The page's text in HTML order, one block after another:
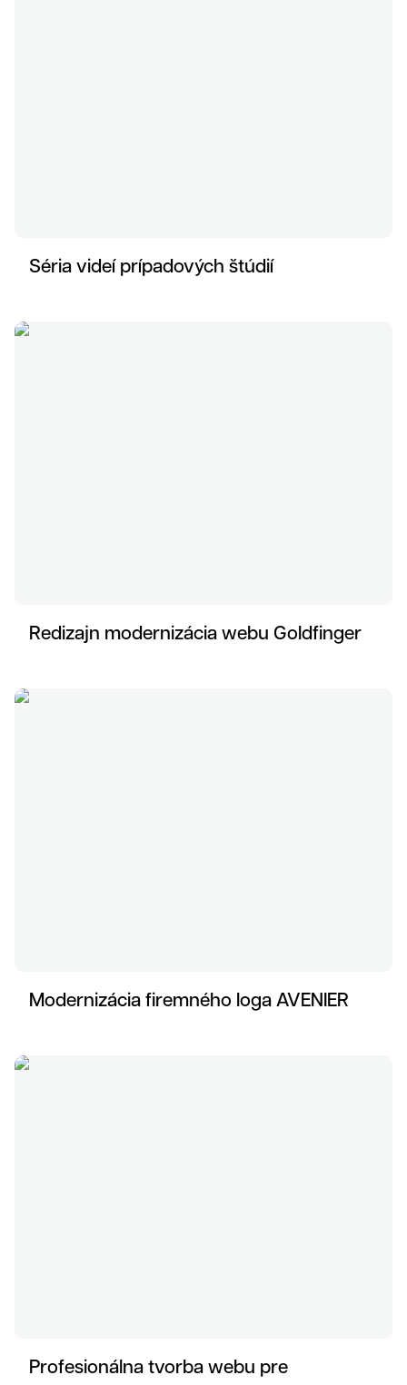
Séria videí prípadových štúdií
Redizajn modernizácia webu Goldfinger
Modernizácia firemného loga AVENIER
Profesionálna tvorba webu pre